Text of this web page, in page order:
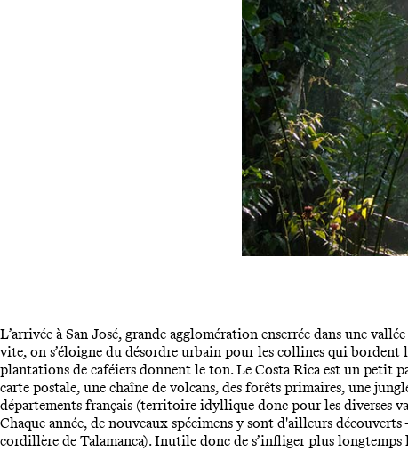
L’arrivée à San José, grande agglomération enserrée dans une
vite, on s’éloigne du désordre urbain pour les collines qui
plantations de caféiers donnent le ton. Le Costa Rica est un petit
carte postale, une chaîne de volcans, des forêts primaires, une
départements français (territoire idyllique donc pour les diverses
Chaque année, de nouveaux spécimens y sont d'ailleurs
cordillère de Talamanca). Inutile donc de s’infliger plus